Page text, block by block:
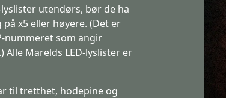
utendørs, bør de ha
x5 eller høyere. (Det er
nummeret som angir
Alle Marelds LED-lyslister er
til tretthet, hodepine og